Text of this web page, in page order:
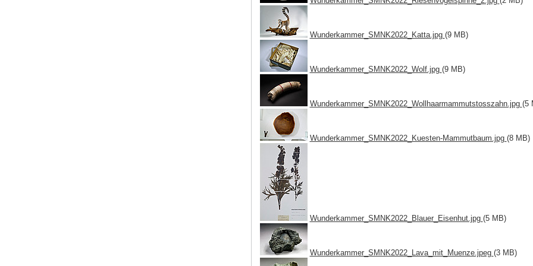
Wunderkammer_SMNK2022_Katta.jpg (9 MB)
Wunderkammer_SMNK2022_Wolf.jpg (9 MB)
Wunderkammer_SMNK2022_Wollhaarmammutstosszahn.jpg (5
Wunderkammer_SMNK2022_Kuesten-Mammutbaum.jpg (8 MB)
Wunderkammer_SMNK2022_Blauer_Eisenhut.jpg (5 MB)
Wunderkammer_SMNK2022_Lava_mit_Muenze.jpeg (3 MB)